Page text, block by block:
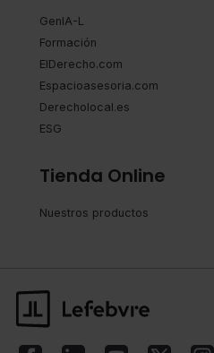
GenIA-L
Formación
ElDerecho.com
Espacioasesoria.com
Derecholocal.es
ESG
Tienda Online
Nuestros productos